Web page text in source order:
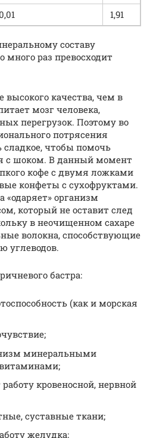
0,01 1,91
составу
много раз превосходит
высокого качества, чем в
мозг человека,
перегрузок. Поэтому во
потрясения
сладкое, чтобы помочь
с шоком. В данный момент
кофе с двумя ложками
конфеты с сухофруктами.
«одаряет» организм
который не оставит след
в неочищенном сахаре
волокна, способствующие
углеводов.
бастра:
(как и морская
минеральными
кровеносной, нервной
суставные ткани;
желудка;